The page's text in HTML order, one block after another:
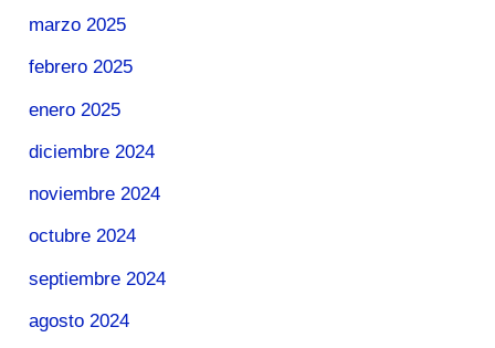
marzo 2025
febrero 2025
enero 2025
diciembre 2024
noviembre 2024
octubre 2024
septiembre 2024
agosto 2024